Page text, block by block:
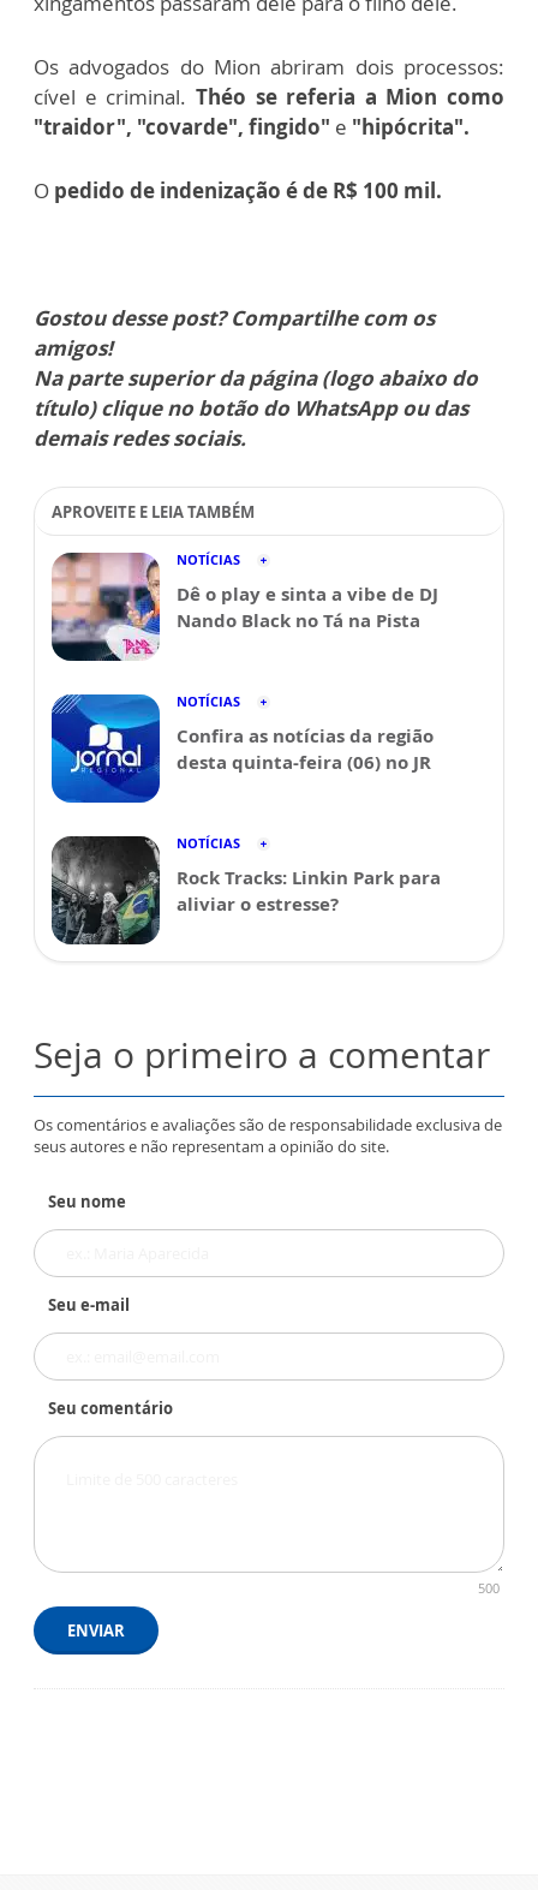
Os advogados do Mion abriram dois processos:
cível e criminal. Théo se referia a Mion como
"traidor", "covarde", fingido" e "hipócrita".
O pedido de indenização é de R$ 100 mil.
Gostou desse post? Compartilhe com os
amigos!
Na parte superior da página (logo abaixo do
título) clique no botão do WhatsApp ou das
demais redes sociais.
APROVEITE E LEIA TAMBÉM
NOTÍCIAS
Dê o play e sinta a vibe de DJ
Nando Black no Tá na Pista
NOTÍCIAS
Confira as notícias da região
desta quinta-feira (06) no JR
NOTÍCIAS
Rock Tracks: Linkin Park para
aliviar o estresse?
Seja o primeiro a comentar
Os comentários e avaliações são de responsabilidade exclusiva de
seus autores e não representam a opinião do site.
Seu nome
Seu e-mail
Seu comentário
500
ENVIAR